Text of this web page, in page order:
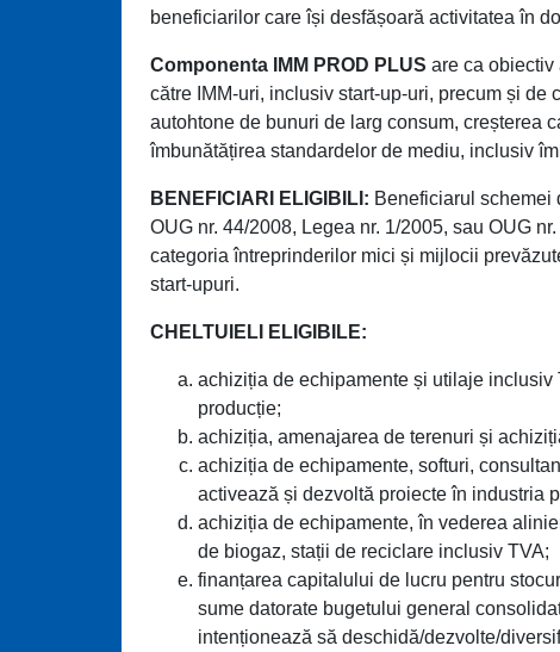
beneficiarilor care își desfășoară activitatea în
Componenta IMM PROD PLUS are ca
către IMM-uri, inclusiv start-up-uri, precum și
autohtone de bunuri de larg consum, creșterea
îmbunătățirea standardelor de mediu, inclusiv
BENEFICIARI ELIGIBILI: Beneficiarul schemei
OUG nr. 44/2008, Legea nr. 1/2005, sau OUG
categoria întreprinderilor mici și mijlocii
start-upuri.
CHELTUIELI ELIGIBILE:
achiziția de echipamente și utilaje
producție;
achiziția, amenajarea de terenuri și
achiziția de echipamente, softuri,
activează și dezvoltă proiecte în industria
achiziția de echipamente, în vederea
de biogaz, stații de reciclare inclusiv TVA;
finanțarea capitalului de lucru pentru
sume datorate bugetului general
intenționează să deschidă/dezvolte/